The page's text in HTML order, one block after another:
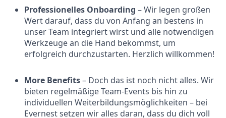
Professionelles Onboarding – Wir legen großen
Wert darauf, dass du von Anfang an bestens in
unser Team integriert wirst und alle notwendigen
Werkzeuge an die Hand bekommst, um
erfolgreich durchzustarten. Herzlich willkommen!
More Benefits– Doch das ist noch nicht alles. Wir
bieten regelmäßige Team-Events bis hin zu
individuellen Weiterbildungsmöglichkeiten – bei
Evernest setzen wir alles daran, dass du dich voll